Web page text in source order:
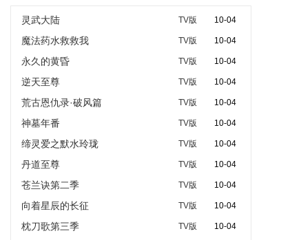
10-04
灵武大陆 TV版
10-04
魔法药水救救我 TV版
10-04
永久的黄昏 TV版
10-04
逆天至尊 TV版
10-04
荒古恩仇录·破风篇 TV版
10-04
神墓年番 TV版
10-04
缔灵爱之默水玲珑 TV版
10-04
丹道至尊 TV版
10-04
苍兰诀第二季 TV版
10-04
向着星辰的长征 TV版
10-04
枕刀歌第三季 TV版